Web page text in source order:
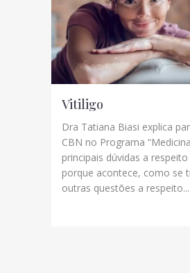
Vitiligo
Dra Tatiana Biasi explica
CBN no Programa
principais dúvidas a
porque acontece, como se
outras questões a respeito...